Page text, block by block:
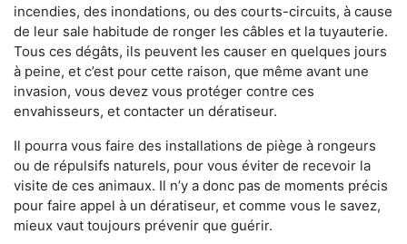
incendies, des inondations, ou des courts-circuits, à cause
de leur sale habitude de ronger les câbles et la tuyauterie.
Tous ces dégâts, ils peuvent les causer en quelques jours
à peine, et c’est pour cette raison, que même avant une
invasion, vous devez vous protéger contre ces
envahisseurs, et contacter un dératiseur.
Il pourra vous faire des installations de piège à rongeurs
ou de répulsifs naturels, pour vous éviter de recevoir la
visite de ces animaux. Il n’y a donc pas de moments précis
pour faire appel à un dératiseur, et comme vous le savez,
mieux vaut toujours prévenir que guérir.